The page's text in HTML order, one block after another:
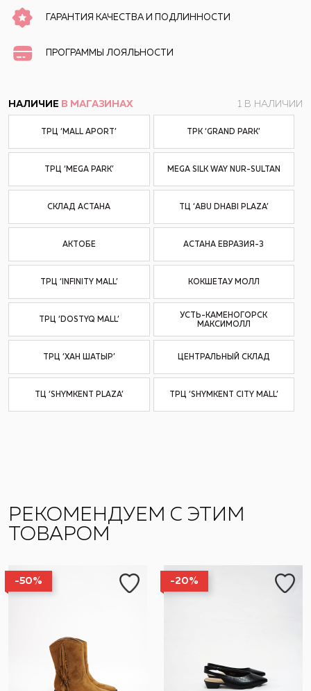
ГАРАНТИЯ КАЧЕСТВА И ПОДЛИННОСТИ
ПРОГРАММЫ ЛОЯЛЬНОСТИ
НАЛИЧИЕ В МАГАЗИНАХ 1 В НАЛИЧИИ
ТРЦ ‘MALL APORT’ ТРК ‘GRAND PARK’
ТРЦ ‘MEGA PARK’ MEGA SILK WAY NUR-SULTAN
СКЛАД АСТАНА ТЦ ‘ABU DHABI PLAZA’
АКТОБЕ АСТАНА ЕВРАЗИЯ-3
ТРЦ ‘INFINITY MALL’ КОКШЕТАУ МОЛЛ
ТРЦ ‘DOSTYQ MALL’
УСТЬ-КАМЕНОГОРСК
МАКСИМОЛЛ
ТРЦ ‘ХАН ШАТЫР’ ЦЕНТРАЛЬНЫЙ СКЛАД
ТЦ ‘SHYMKENT PLAZA’ ТРЦ ‘SHYMKENT CITY MALL’
РЕКОМЕНДУЕМ С ЭТИМ
ТОВАРОМ
-50% -20%